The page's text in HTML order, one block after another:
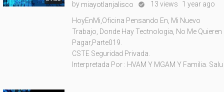
by miayotlanjalisco  13 views 1 year ago
HoyEnMi,Oficina Pensando En, Mi Nuevo
Trabajo, Donde Hay Tectnologia, No Me Quieren
Pagar,Parte019.
CSTE Seguridad Privada.
Interpretada Por : HVAM Y MGAM Y Familia. Salu